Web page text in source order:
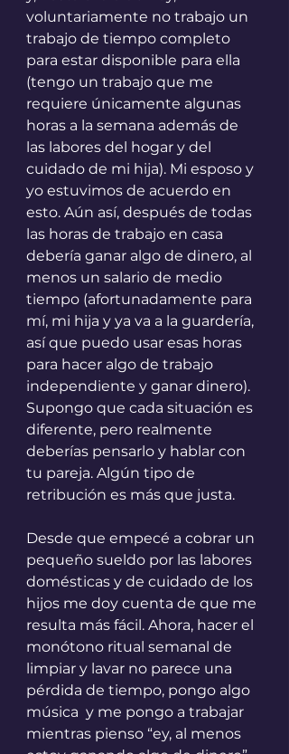
voluntariamente no trabajo un
trabajo de tiempo completo
para estar disponible para ella
(tengo un trabajo que me
requiere únicamente algunas
horas a la semana además de
las labores del hogar y del
cuidado de mi hija). Mi esposo y
yo estuvimos de acuerdo en
esto. Aún así, después de todas
las horas de trabajo en casa
debería ganar algo de dinero, al
menos un salario de medio
tiempo (afortunadamente para
mí, mi hija y ya va a la guardería,
así que puedo usar esas horas
para hacer algo de trabajo
independiente y ganar dinero).
Supongo que cada situación es
diferente, pero realmente
deberías pensarlo y hablar con
tu pareja. Algún tipo de
retribución es más que justa.
Desde que empecé a cobrar un
pequeño sueldo por las labores
domésticas y de cuidado de los
hijos me doy cuenta de que me
resulta más fácil. Ahora, hacer el
monótono ritual semanal de
limpiar y lavar no parece una
pérdida de tiempo, pongo algo
música  y me pongo a trabajar
mientras pienso “ey, al menos